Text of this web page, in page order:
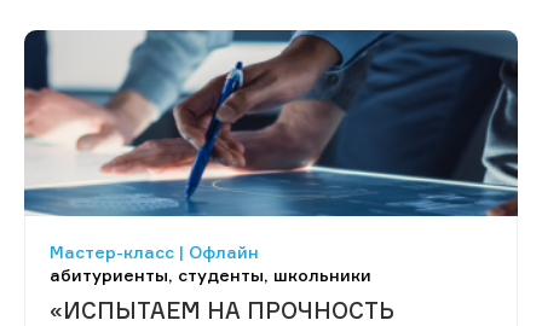
Мастер-класс | Офлайн
абитуриенты, студенты, школьники
«ИСПЫТАЕМ НА ПРОЧНОСТЬ